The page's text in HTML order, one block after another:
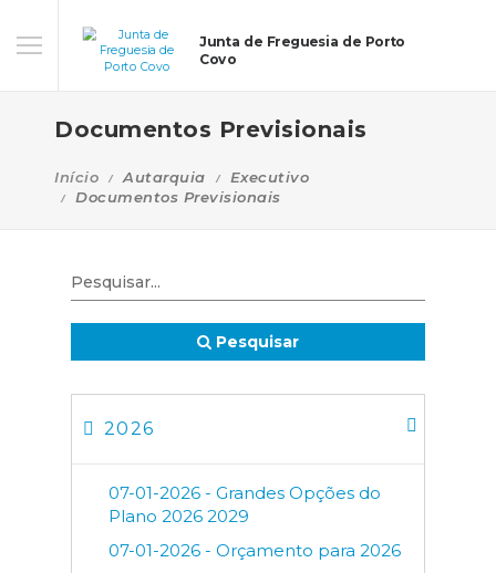
Junta de Freguesia de Porto
Covo
Documentos Previsionais
Início Autarquia
Executivo
Documentos Previsionais
Pesquisar
2026
07-01-2026 - Grandes Opções do
Plano 2026 2029
07-01-2026 - Orçamento para 2026